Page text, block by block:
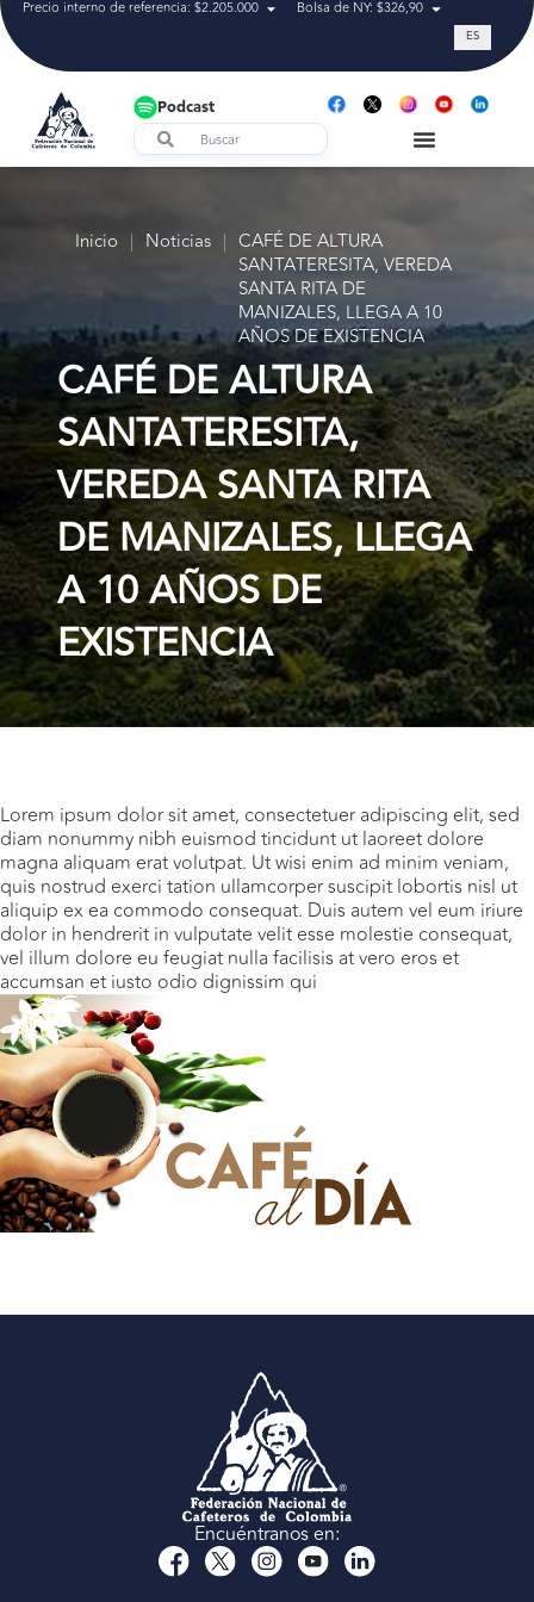
Precio interno de referencia: $2.205.000 Bolsa de NY: $326,90 Tasa de
ES
Podcast
Inicio | Noticias | CAFÉ DE ALTURA
SANTATERESITA, VEREDA
SANTA RITA DE
MANIZALES, LLEGA A 10
AÑOS DE EXISTENCIA
CAFÉ DE ALTURA
SANTATERESITA,
VEREDA SANTA RITA
DE MANIZALES, LLEGA
A 10 AÑOS DE
EXISTENCIA
Lorem ipsum dolor sit amet, consectetuer adipiscing elit, sed
diam nonummy nibh euismod tincidunt ut laoreet dolore
magna aliquam erat volutpat. Ut wisi enim ad minim veniam,
quis nostrud exerci tation ullamcorper suscipit lobortis nisl ut
aliquip ex ea commodo consequat. Duis autem vel eum iriure
dolor in hendrerit in vulputate velit esse molestie consequat,
vel illum dolore eu feugiat nulla facilisis at vero eros et
accumsan et iusto odio dignissim qui
Encuéntranos en: